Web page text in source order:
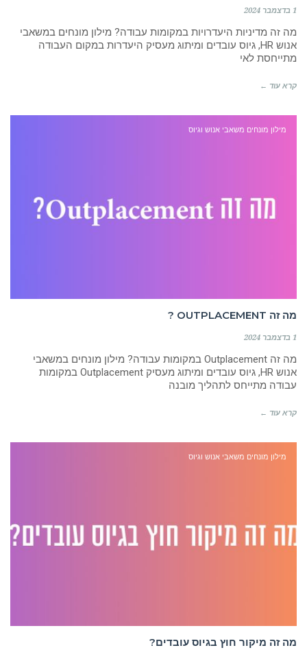
1 בדצמבר 2024
מה זה מדיניות היעדרויות במקומות עבודה? מילון מונחים במשאבי
אנוש HR, גיוס עובדים ומיתוג מעסיק היעדרות במקום העבודה
מתייחסת לאי
קרא עוד ←
מילון מונחים משאבי אנוש וגיוס
מה זה OUTPLACEMENT ?
1 בדצמבר 2024
מה זה Outplacement במקומות עבודה? מילון מונחים במשאבי
אנוש HR, גיוס עובדים ומיתוג מעסיק Outplacement במקומות
עבודה מתייחס לתהליך מובנה
קרא עוד ←
מילון מונחים משאבי אנוש וגיוס
מה זה מיקור חוץ בגיוס עובדים?